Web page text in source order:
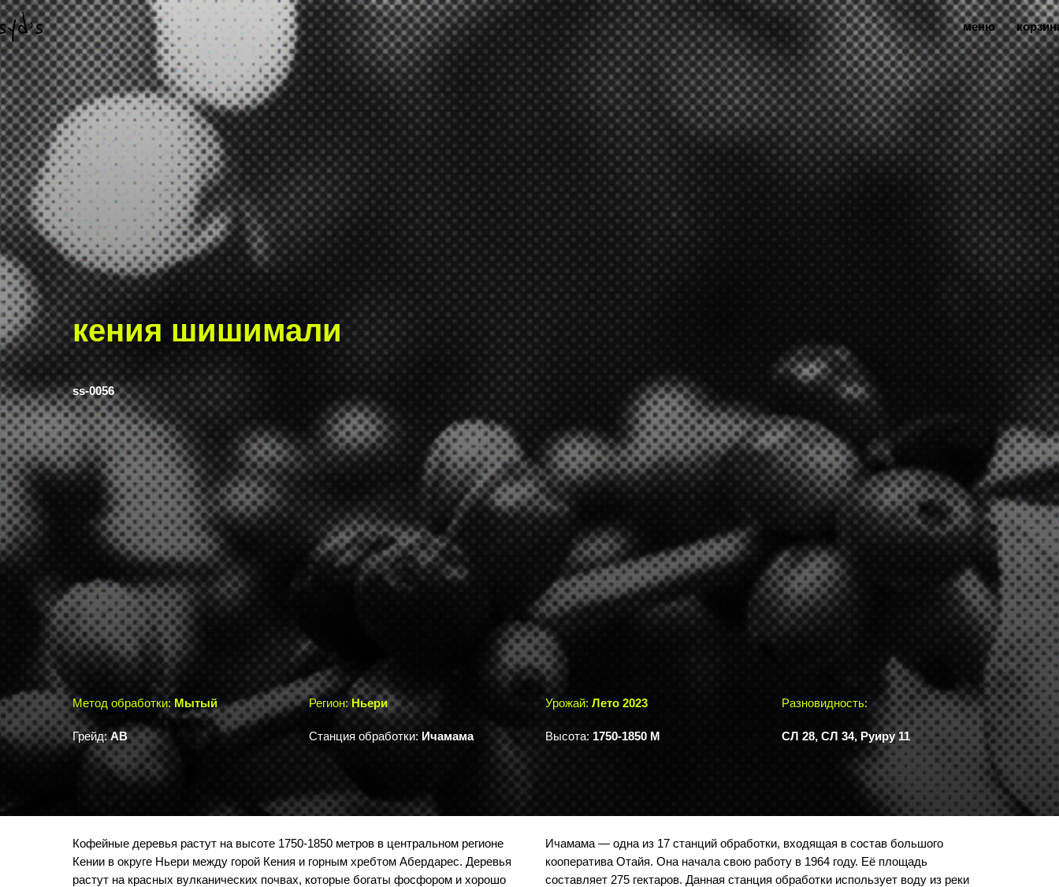
меню
кения шишимали
ss-0056
Метод обработки: Мытый
Грейд:АB
Регион:Ньери
Станция обработки: Ичамама
Урожай: Лето 2023
Высота: 1750-1850 М
Разновидность:
СЛ 28, СЛ 34, Руиру 11
Кофейные деревья растут на высоте 1750-1850 метров в центральном регионе
Кении в округе Ньери между горой Кения и горным хребтом Абердарес. Деревья
растут на красных вулканических почвах, которые богаты фосфором и хорошо
Ичамама — одна из 17 станций обработки, входящая в состав большого
кооператива Отайя. Она начала свою работу в 1964 году. Её площадь
составляет 275 гектаров. Данная станция обработки использует воду из реки